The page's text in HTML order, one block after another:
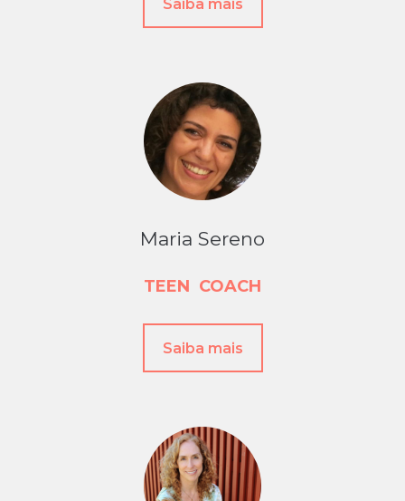
Saiba mais
Maria Sereno
TEEN COACH
Saiba mais